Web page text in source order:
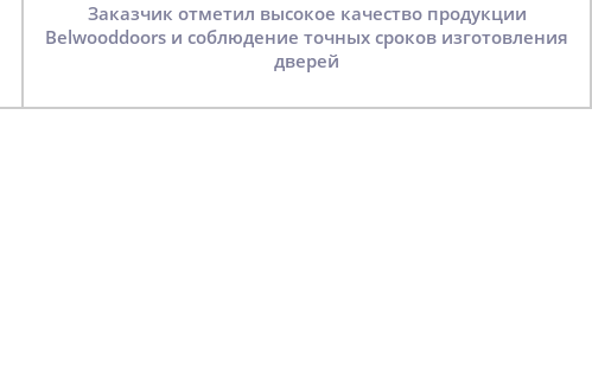
Заказчик отметил высокое качество продукции
Belwooddoors и соблюдение точных сроков изготовления
дверей